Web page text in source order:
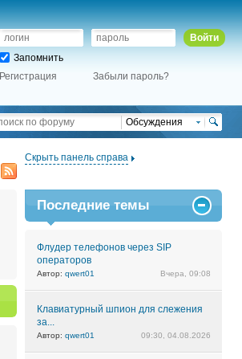
Войти
Запомнить
Регистрация
Забыли пароль?
Обсуждения
Скрыть панель справа
Последние темы
Флудер телефонов через SIP
операторов
Автор: qwert01 Вчера, 09:08
Клавиатурный шпион для слежения
за...
Автор: qwert01 09:30, 04.08.2026